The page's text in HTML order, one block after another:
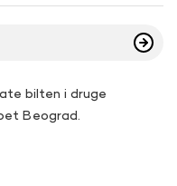
bilten i druge
Beograd.